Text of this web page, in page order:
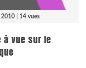
| 14 vues
à vue sur le